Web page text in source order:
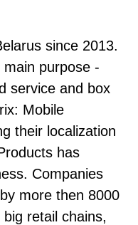
since 2013.
purpose -
service and box
Mobile
their localization
has
Companies
more then 8000
retail chains,